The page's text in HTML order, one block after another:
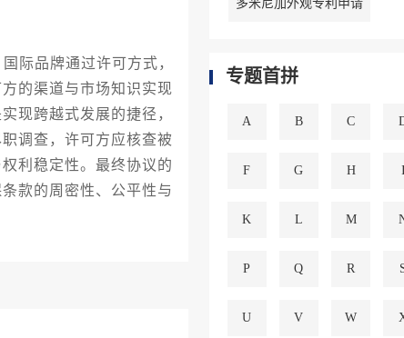
际品牌通过许可方式，
的渠道与市场知识实现
现跨越式发展的捷径，
调查，许可方应核查被
利稳定性。最终协议的
款的周密性、公平性与
多米尼加外观专利申请
专题首拼
A B C
F G H I
K L M
P Q R
U V W